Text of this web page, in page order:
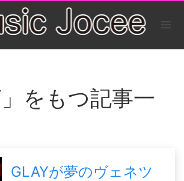
」をもつ記事一
GLAYが夢のヴェネツ